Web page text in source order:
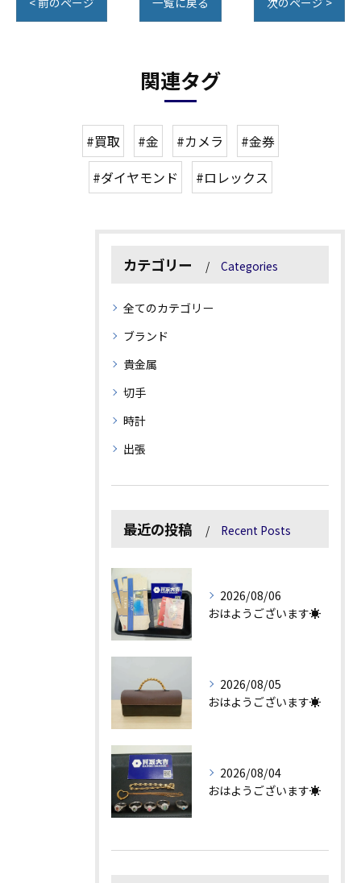
関連タグ
#買取 #金 #カメラ
#金券
#ダイヤモンド
#ロレックス
カテゴリー Categories
全てのカテゴリー
ブランド
貴金属
切手
時計
出張
最近の投稿 Recent Posts
2026/08/06
おはようございます☀
2026/08/05
おはようございます☀
2026/08/04
おはようございます☀